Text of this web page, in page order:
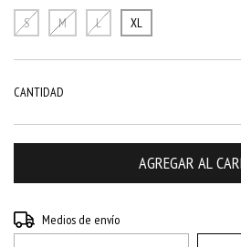
S
M L XL
CANTIDAD
Entregas para el CP:
Medios de envío